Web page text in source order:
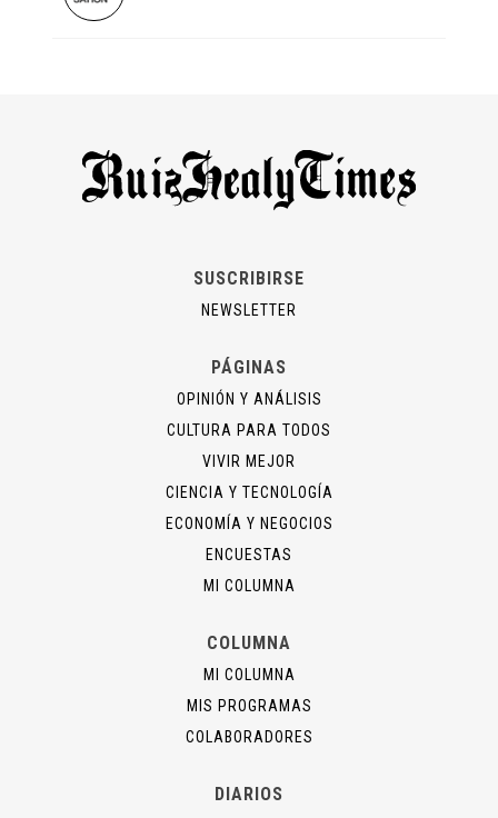
SUSCRIBIRSE
NEWSLETTER
PÁGINAS
OPINIÓN Y ANÁLISIS
CULTURA PARA TODOS
VIVIR MEJOR
CIENCIA Y TECNOLOGÍA
ECONOMÍA Y NEGOCIOS
ENCUESTAS
MI COLUMNA
COLUMNA
MI COLUMNA
MIS PROGRAMAS
COLABORADORES
DIARIOS